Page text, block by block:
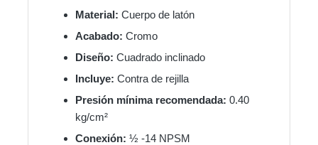
Material: Cuerpo de latón
Acabado: Cromo
Diseño: Cuadrado inclinado
Incluye: Contra de rejilla
Presión mínima recomendada: 0.40
kg/cm²
Conexión: ½ -14 NPSM